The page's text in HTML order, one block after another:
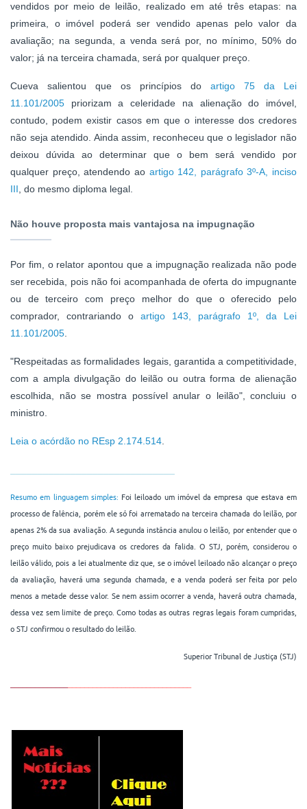
vendidos por meio de leilão, realizado em até três etapas: na
primeira, o imóvel poderá ser vendido apenas pelo valor da
avaliação; na segunda, a venda será por, no mínimo, 50% do
valor; já na terceira chamada, será por qualquer preço.
Cueva salientou que os princípios do artigo 75 da Lei
11.101/2005 priorizam a celeridade na alienação do imóvel,
contudo, podem existir casos em que o interesse dos credores
não seja atendido. Ainda assim, reconheceu que o legislador não
deixou dúvida ao determinar que o bem será vendido por
qualquer preço, atendendo ao artigo 142, parágrafo 3º-A, inciso
III , do mesmo diploma legal.
Não houve proposta mais vantajosa na impugnação
Por fim, o relator apontou que a impugnação realizada não pode
ser recebida, pois não foi acompanhada de oferta do impugnante
ou de terceiro com preço melhor do que o oferecido pelo
comprador, contrariando o artigo 143, parágrafo 1º, da Lei
11.101/2005
"Respeitadas as formalidades legais, garantida a competitividade,
com a ampla divulgação do leilão ou outra forma de alienação
escolhida, não se mostra possível anular o leilão", concluiu o
ministro.
Leia o acórdão no REsp 2.174.514
Resumo em linguagem simples: Foi leiloado um imóvel da empresa que estava em
processo de falência, porém ele só foi arrematado na terceira chamada do leilão, por
apenas 2% da sua avaliação. A segunda instância anulou o leilão, por entender que o
preço muito baixo prejudicava os credores da falida. O STJ, porém, considerou o
leilão válido, pois a lei atualmente diz que, se o imóvel leiloado não alcançar o preço
da avaliação, haverá uma segunda chamada, e a venda poderá ser feita por pelo
menos a metade desse valor. Se nem assim ocorrer a venda, haverá outra chamada,
dessa vez sem limite de preço. Como todas as outras regras legais foram cumpridas,
o STJ confirmou o resultado do leilão.
Superior Tribunal de Justiça (STJ)